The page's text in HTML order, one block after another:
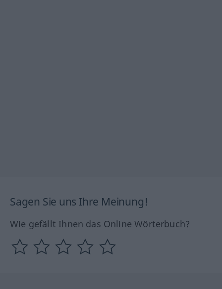
Sagen Sie uns Ihre Meinung!
Wie gefällt Ihnen das Online Wörterbuch?